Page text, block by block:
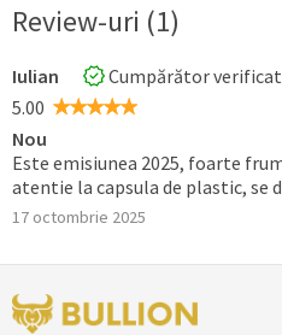
Review-uri (1)
Iulian
Cumpărător verificat
5.00
Nou
Este emisiunea 2025, foarte
atentie la capsula de plastic, se
17 octombrie 2025